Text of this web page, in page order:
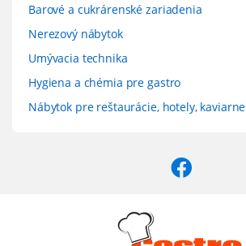
Barové a cukrárenské zariadenia
Nerezový nábytok
Umývacia technika
Hygiena a chémia pre gastro
Nábytok pre reštaurácie, hotely, kaviarne